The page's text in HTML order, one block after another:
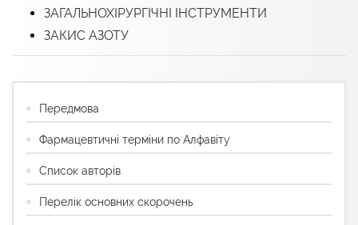
ЗАГАЛЬНОХІРУРГІЧНІ ІНСТРУМЕНТИ
ЗАКИС АЗОТУ
Передмова
Фармацевтичні терміни по Алфавіту
Список авторів
Перелік основних скорочень